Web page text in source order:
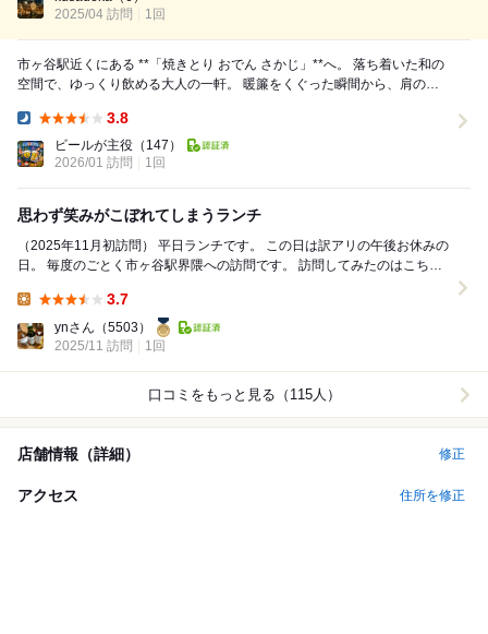
2025/04 訪問
1回
市ヶ谷駅近くにある **「焼きとり おでん さかじ」**へ。 落ち着いた和の
空間で、ゆっくり飲める大人の一軒。 暖簾をくぐった瞬間から、肩の力
3.8
ビールが主役 （147）
2026/01 訪問
1回
思わず笑みがこぼれてしまうランチ
（2025年11月初訪問） 平日ランチです。 この日は訳アリの午後お休みの
日。 毎度のごとく市ヶ谷駅界隈への訪問です。 訪問してみたのはこちら
3.7
ynさん （5503）
2025/11 訪問
1回
口コミをもっと見る（115人）
店舗情報（詳細） 修正
アクセス 住所を修正